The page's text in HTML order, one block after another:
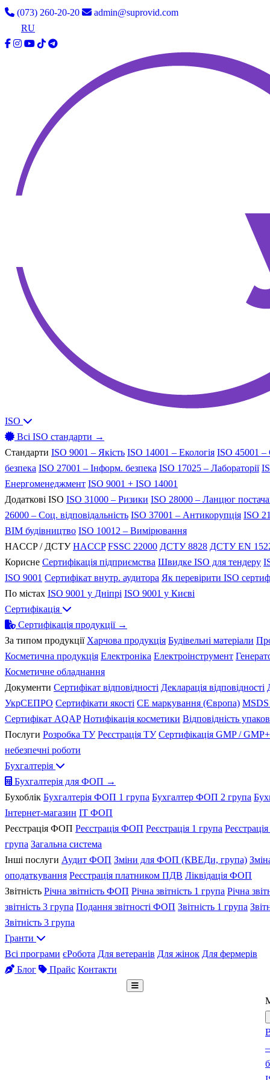
(073) 260-20-20
admin@suprovid.com
RU
ISO
Всі ISO стандарти →
Стандарти ISO 9001 – Якість ISO 14001 – Екологія ISO 45001 –
безпека ISO 27001 – Інформ. безпека ISO 17025 – Лабораторії
Енергоменеджмент ISO 9001 + ISO 14001
Додаткові ISO ISO 31000 – Ризики ISO 28000 – Ланцюг
26000 – Соц. відповідальність ISO 37001 – Антикорупція ISO
BIM будівництво ISO 10012 – Вимірювання
HACCP / ДСТУ HACCP FSSC 22000 ДСТУ 8828 ДСТУ EN
Корисне Сертифікація підприємства Швидке ISO для тендеру
ISO 9001 Сертифікат внутр. аудитора Як перевірити ISO
По містах ISO 9001 у Дніпрі ISO 9001 у Києві
Сертифікація
Сертифікація продукції →
За типом продукції Харчова продукція Будівельні матеріали
Косметична продукція Електроніка Електроінструмент
Косметичне обладнання
Документи Сертифікат відповідності Декларація відповідності
УкрСЕПРО Сертифікати якості CE маркування (Європа) MSDS
Сертифікат AQAP Нотифікація косметики Відповідність
Послуги Розробка ТУ Реєстрація ТУ Сертифікація GMP / GMP+
небезпечні роботи
Бухгалтерія
Бухгалтерія для ФОП →
Бухоблік Бухгалтерія ФОП 1 група Бухгалтер ФОП 2 група
Інтернет-магазин IT ФОП
Реєстрація ФОП Реєстрація ФОП Реєстрація 1 група
група Загальна система
Інші послуги Аудит ФОП Зміни для ФОП (КВЕДи, група)
оподаткування Реєстрація платником ПДВ Ліквідація ФОП
Звітність Річна звітність ФОП Річна звітність 1 група Річна
звітність 3 група Подання звітності ФОП Звітність 1 група
Звітність 3 група
Гранти
Всі програми єРобота Для ветеранів Для жінок Для фермерів
Блог
Прайс Контакти